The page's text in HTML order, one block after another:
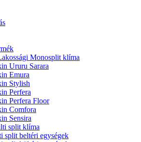
Monosplit klíma
Ururu Sarara
Emura
Stylish
Perfera
Perfera Floor
Comfora
Sensira
split klíma
split beltéri egységek